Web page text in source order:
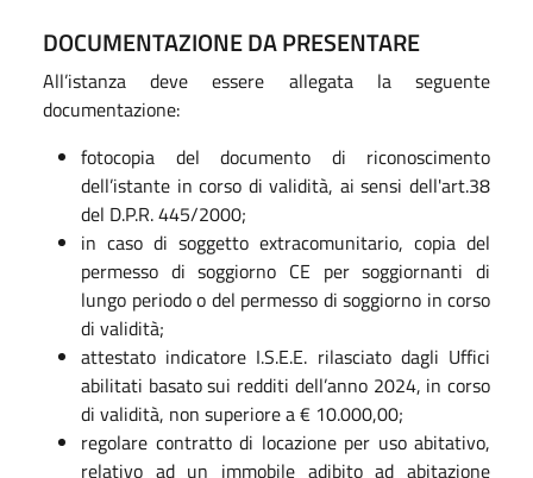
DOCUMENTAZIONE DA PRESENTARE
All’istanza deve essere allegata la seguente
documentazione:
fotocopia del documento di riconoscimento
dell’istante in corso di validità, ai sensi dell'art.38
del D.P.R. 445/2000;
in caso di soggetto extracomunitario, copia del
permesso di soggiorno CE per soggiornanti di
lungo periodo o del permesso di soggiorno in corso
di validità;
attestato indicatore I.S.E.E. rilasciato dagli Uffici
abilitati basato sui redditi dell’anno 2024, in corso
di validità, non superiore a € 10.000,00;
regolare contratto di locazione per uso abitativo,
relativo ad un immobile adibito ad abitazione